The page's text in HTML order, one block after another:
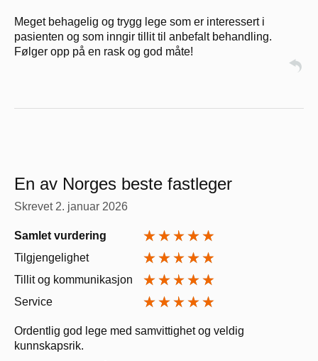
Meget behagelig og trygg lege som er interessert i
pasienten og som inngir tillit til anbefalt behandling.
Følger opp på en rask og god måte!
En av Norges beste fastleger
Skrevet 2. januar 2026
Samlet vurdering
Tilgjengelighet
Tillit og kommunikasjon
Service
Ordentlig god lege med samvittighet og veldig
kunnskapsrik.